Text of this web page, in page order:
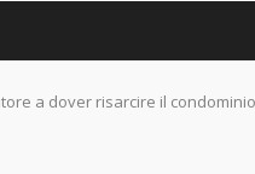
a dover risarcire il